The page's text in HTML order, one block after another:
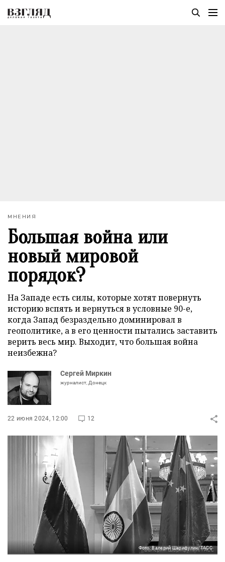
МНЕНИЯ
Большая война или
новый мировой
порядок?
На Западе есть силы, которые хотят повернуть
историю вспять и вернуться в условные 90-е,
когда Запад безраздельно доминировал в
геополитике, а в его ценности пытались заставить
верить весь мир. Выходит, что большая война
неизбежна?
Сергей Миркин
журналист, Донецк
22 июня 2024, 12:00 12
Фото: Валерий Шарифулин/ТАСС